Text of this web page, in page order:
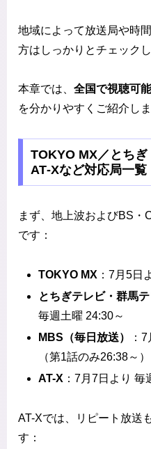
地域によって放送局や時
方はしっかりとチェック
本章では、 全国で視聴可
を分かりやすくご紹介しま
TOKYO MX／とち
AT‑Xなど対応局一覧
まず、地上波およびBS・
です：
TOKYO MX ：7月5日
とちぎテレビ・群馬
毎週土曜 24:30～
MBS（毎日放送）
：
（第1話のみ26:38～）
AT-X ：7月7日より 毎
AT-Xでは、リピート放送
す：